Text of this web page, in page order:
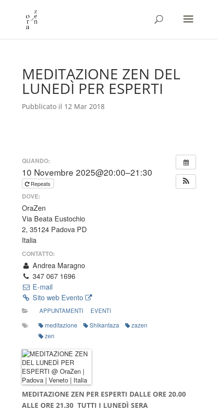
MEDITAZIONE ZEN DEL
LUNEDÌ PER ESPERTI
12 Mar 2018
QUANDO:
10 Novembre 2025@20:00–21:30
Repeats
DOVE:
OraZen
Via Beata Eustochio
2, 35124 Padova PD
Italia
CONTATTO:
Andrea Maragno
347 067 1696
E-mail
Sito web Evento
APPUNTAMENTI EVENTI
meditazione Shikantaza
zazen
zen
MEDITAZIONE ZEN PER ESPERTI DALLE ORE 20.00
ALLE ORE 21.30 TUTTI I LUNEDÌ SERA